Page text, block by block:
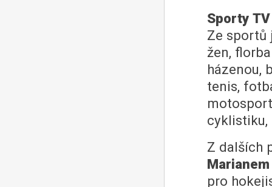
Sporty TV
Ze sportů
žen,
házenou,
tenis,
cyklistiku,
Z dalších
pro